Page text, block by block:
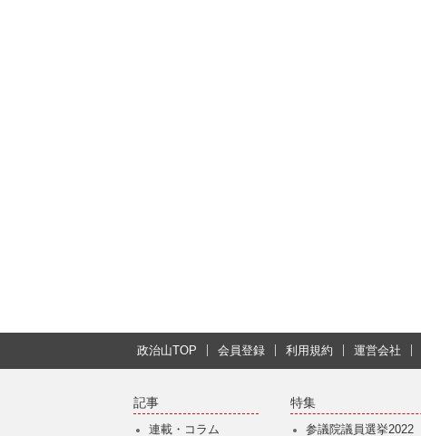
政治山TOP 会員登録 利用規約 運営会社
記事
連載・コラム
特集
参議院議員選挙2022